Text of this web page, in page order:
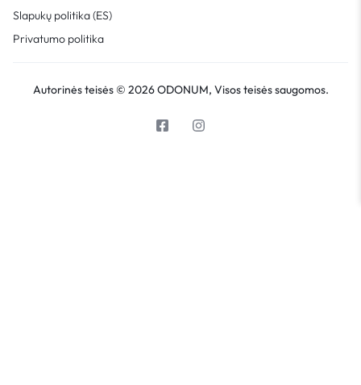
Slapukų politika (ES)
Privatumo politika
Autorinės teisės © 2026 ODONUM, Visos teisės saugomos.